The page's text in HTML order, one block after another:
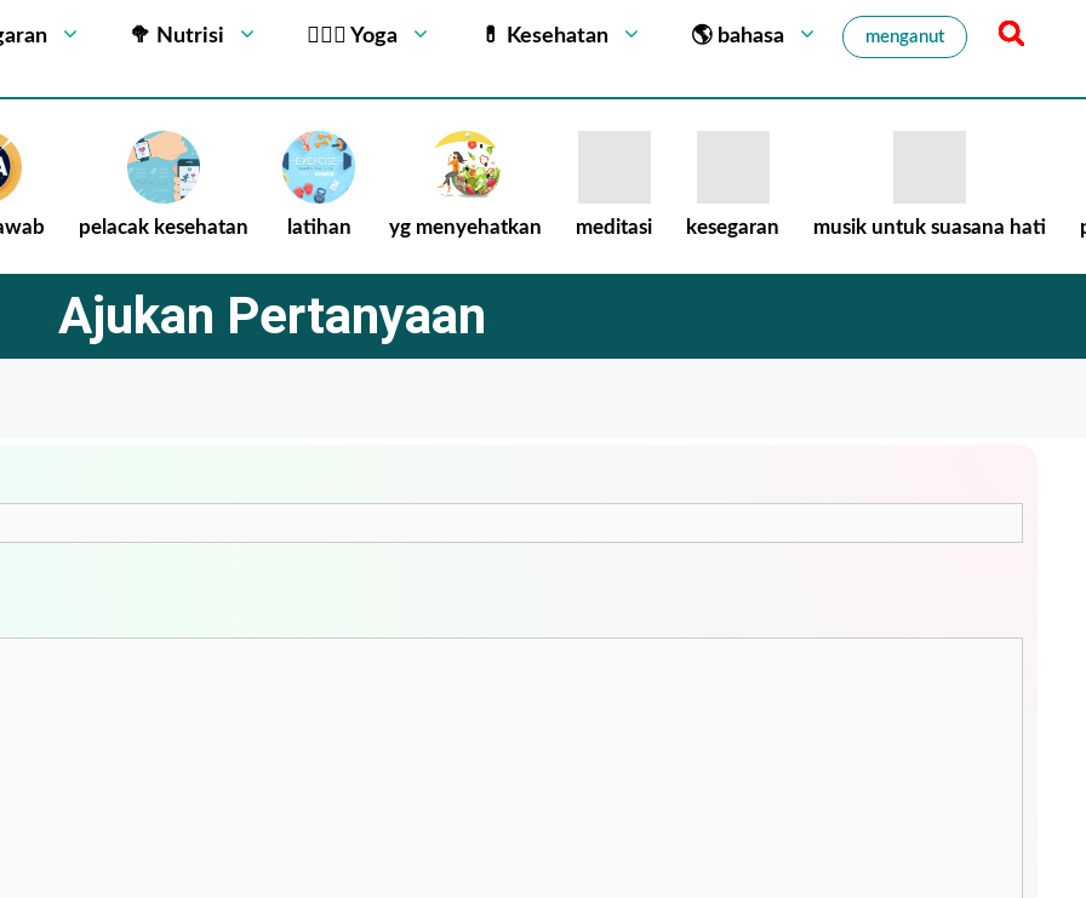
🥦 Nutrisi 🧘🏻‍♂️ Yoga 💊 Kesehatan 🌎 bahasa menganut
pelacak kesehatan latihan yg menyehatkan meditasi kesegaran musik untuk suasana hati
Ajukan Pertanyaan